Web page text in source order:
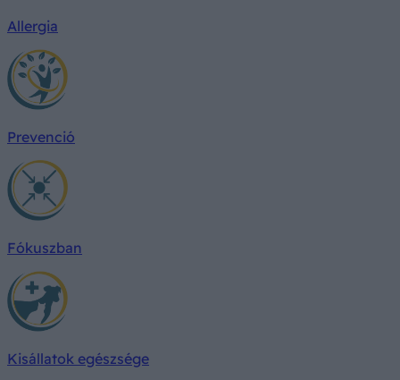
Allergia
Prevenció
Fókuszban
Kisállatok egészsége